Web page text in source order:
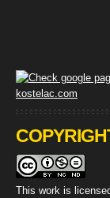
This work is